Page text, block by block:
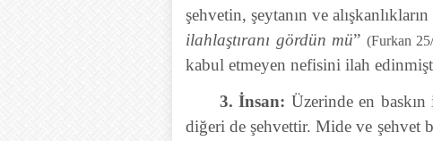
şehvetin, şeytanın ve
ilahlaştıranı gördün mü” (Furkan
kabul etmeyen nefisini ilah
3. İnsan: Üzerinde en
diğeri de şehvettir. Mide ve şehvet